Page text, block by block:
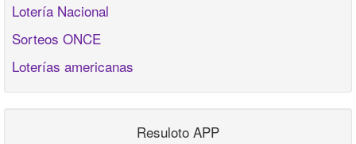
Lotería Nacional
Sorteos ONCE
Loterías americanas
Resuloto APP